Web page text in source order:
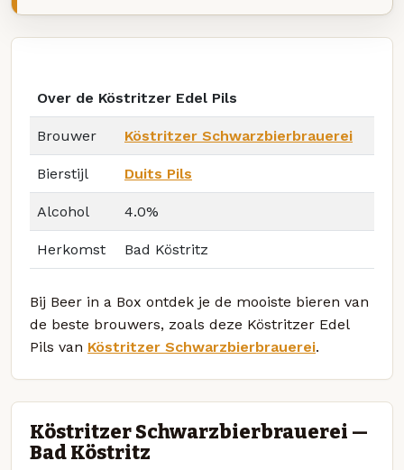
Over de Köstritzer Edel Pils
Brouwer Köstritzer Schwarzbierbrauerei
Bierstijl Duits Pils
Alcohol 4.0%
Herkomst Bad Köstritz
Bij Beer in a Box ontdek je de mooiste bieren van
de beste brouwers, zoals deze Köstritzer Edel
Pils van Köstritzer Schwarzbierbrauerei.
Köstritzer Schwarzbierbrauerei —
Bad Köstritz